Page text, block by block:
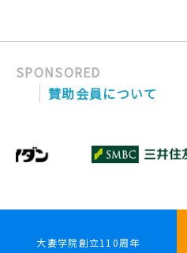
SPONSORED
賛助会員について
大妻学院創立110周年